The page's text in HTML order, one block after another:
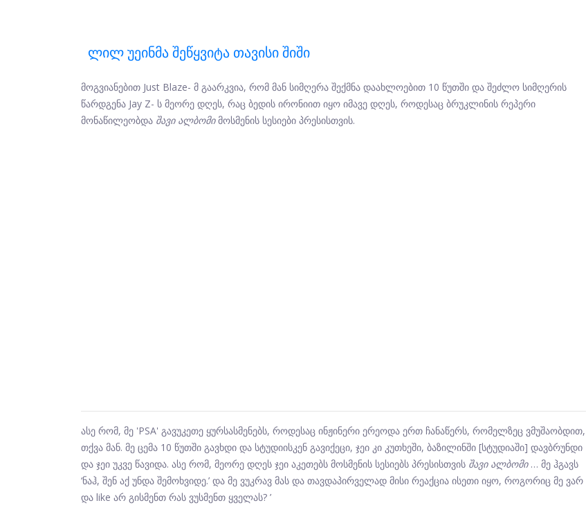
Ლილ Უეინმა Შეწყვიტა Თავისი Შიში
მოგვიანებით Just Blaze- მ გაარკვია, რომ მან სიმღერა შექმნა დაახლოებით 10 წუთში და შეძლო სიმღერის
წარდგენა Jay Z- ს მეორე დღეს, რაც ბედის ირონიით იყო იმავე დღეს, როდესაც ბრუკლინის რეპერი
მონაწილეობდა შავი ალბომიმოსმენის სესიები პრესისთვის.
ასე რომ, მე 'PSA' გავუკეთე ყურსასმენებს, როდესაც ინჟინერი ერეოდა ერთ ჩანაწერს, რომელზეც ვმუშაობდით,
თქვა მან. მე ცემა 10 წუთში გავხდი და სტუდიისკენ გავიქეცი, ჯეი კი კუთხეში, ბაზილინში [სტუდიაში] დავბრუნდი
და ჯეი უკვე წავიდა. ასე რომ, მეორე დღეს ჯეი აკეთებს მოსმენის სესიებს პრესისთვის შავი ალბომი… მე ჰგავს
‘ნაჰ, შენ აქ უნდა შემოხვიდე.’ და მე ვუკრავ მას და თავდაპირველად მისი რეაქცია ისეთი იყო, როგორიც მე ვარ
და like არ გისმენთ რას ვუსმენთ ყველას? ’